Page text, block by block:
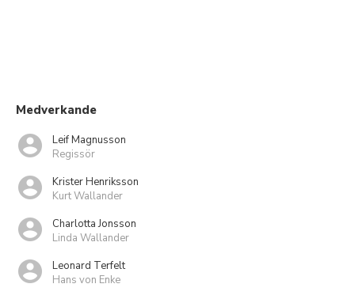
Medverkande
Leif Magnusson
Regissör
Krister Henriksson
Kurt Wallander
Charlotta Jonsson
Linda Wallander
Leonard Terfelt
Hans von Enke